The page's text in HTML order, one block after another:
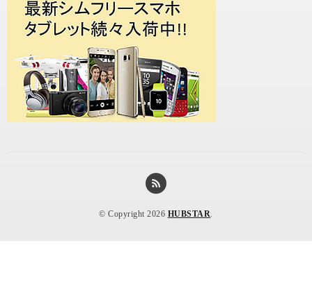
© Copyright 2026 HUBSTAR.